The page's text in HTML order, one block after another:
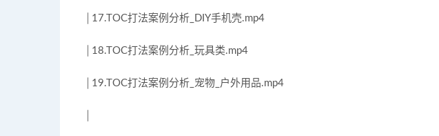
│17.TOC打法案例分析_DIY手机壳.mp4
│18.TOC打法案例分析_玩具类.mp4
│19.TOC打法案例分析_宠物_户外用品.mp4